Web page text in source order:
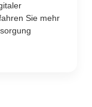
Sie mehr